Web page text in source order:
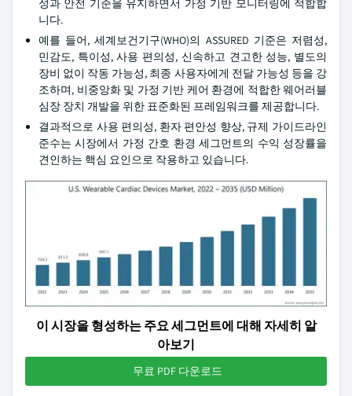
성과 안전 기준을 유지하면서 가정 기반 모니터링에 적합합
니다.
예를 들어, 세계보건기구(WHO)의 ASSURED 기준은 저렴성,
민감도, 특이성, 사용 편의성, 신속하고 견고한 성능, 별도의
장비 없이 작동 가능성, 최종 사용자에게 전달 가능성 등을 강
조하며, 비중앙화 및 가정 기반 케어 환경에 적합한 웨어러블
심장 장치 개발을 위한 표준화된 프레임워크를 제공합니다.
결과적으로 사용 편의성, 환자 편안성 향상, 규제 가이드라인
준수는 시장에서 가정 간호 환경 세그먼트의 수익 성장률을
견인하는 핵심 요인으로 작용하고 있습니다.
이 시장을 형성하는 주요 세그먼트에 대해 자세히 알
아보기
무료 PDF 다운로드